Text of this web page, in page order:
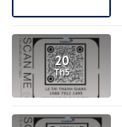
20
Th5